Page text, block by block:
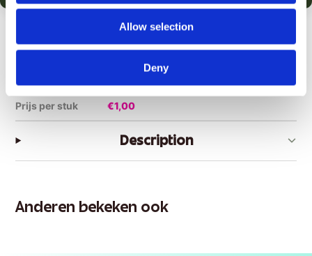
Allow selection
Deny
Productinformatie
Inhoud 3 stuks
Scheermesjes
Prijs per stuk €1,00
Description
Anderen bekeken ook